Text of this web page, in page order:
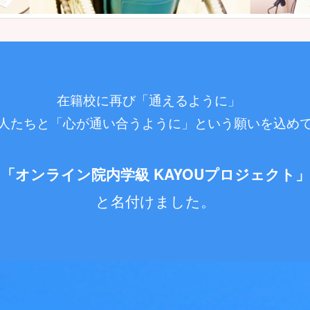
在籍校に再び「通えるように」
たちと「心が通い合うように」という願いを込め
「オンライン院内学級 KAYOUプロジェクト」
と名付けました。